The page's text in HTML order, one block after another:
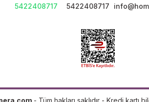
5422408717 5422408717
- Tüm hakları saklıdır - Kredi kartı